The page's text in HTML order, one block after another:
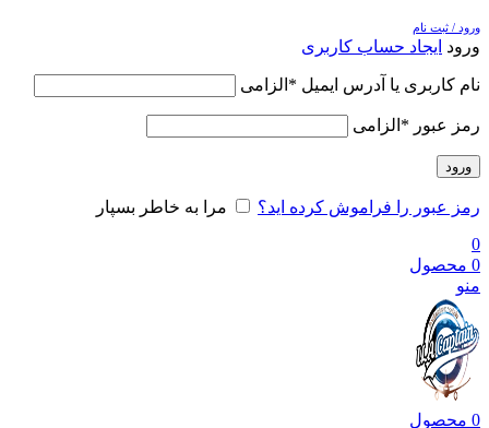
ورود / ثبت نام
ورود ایجاد حساب کاربری
نام کاربری یا آدرس ایمیل * الزامی
رمز عبور * الزامی
ورود
رمز عبور را فراموش کرده اید؟
مرا به خاطر بسپار
0
0 محصول
منو
0 محصول